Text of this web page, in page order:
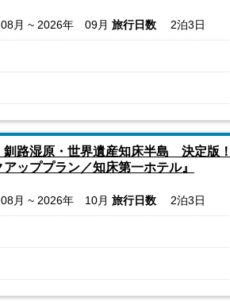
月 ~ 2026年 09月 旅行日数 2泊3日
釧路湿原・世界遺産知床半島 決定
ッププラン／知床第一ホテル』
月 ~ 2026年 10月 旅行日数 2泊3日